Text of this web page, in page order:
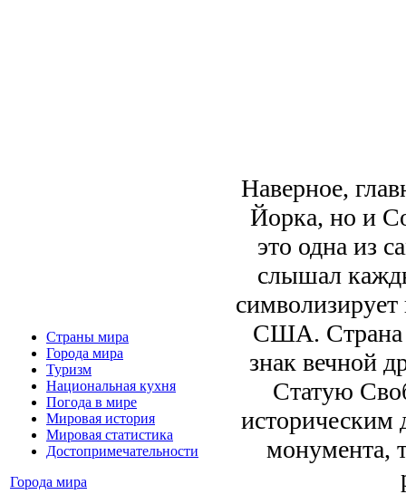
Страны мира
Города мира
Туризм
Национальная кухня
Погода в мире
Мировая история
Мировая статистика
Достопримечательности
Города мира
Наверное,
Йорка, но и
это одна из
слышал
США. Страна
знак вечной
Статую
историческим
монумента,